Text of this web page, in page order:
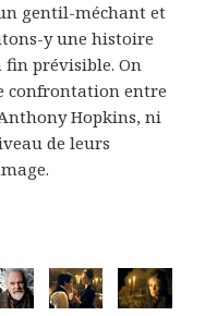
gentil-méchant et
y une histoire
fin prévisible. On
confrontation entre
Hopkins, ni
de leurs